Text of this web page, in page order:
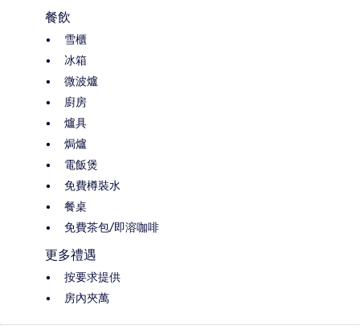
餐飲
雪櫃
冰箱
微波爐
廚房
爐具
焗爐
電飯煲
免費樽裝水
餐桌
免費茶包/即溶咖啡
更多禮遇
按要求提供
房內夾萬